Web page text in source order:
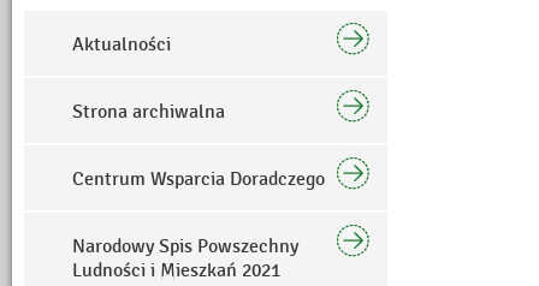
Aktualności
Strona archiwalna
Centrum Wsparcia Doradczego
Narodowy Spis Powszechny
Ludności i Mieszkań 2021